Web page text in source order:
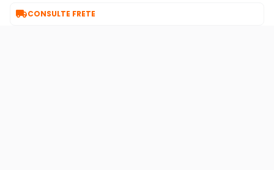
CONSULTE FRETE